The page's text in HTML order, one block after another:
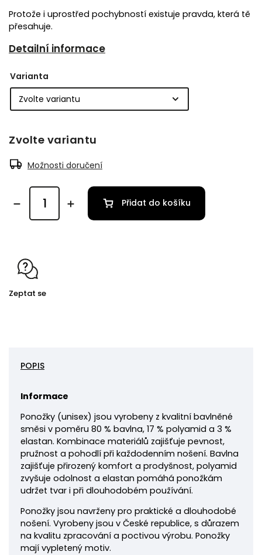
Protože i uprostřed pochybností existuje pravda, která tě
přesahuje.
Detailní informace
Varianta
Zvolte variantu
Možnosti doručení
Přidat do košíku
Zeptat se
POPIS
Informace
Ponožky (unisex) jsou vyrobeny z kvalitní bavlněné
směsi v poměru 80 % bavlna, 17 % polyamid a 3 %
elastan. Kombinace materiálů zajišťuje pevnost,
pružnost a pohodlí při každodenním nošení. Bavlna
zajišťuje přirozený komfort a prodyšnost, polyamid
zvyšuje odolnost a elastan pomáhá ponožkám
udržet tvar i při dlouhodobém používání.
Ponožky jsou navrženy pro praktické a dlouhodobé
nošení. Vyrobeny jsou v České republice, s důrazem
na kvalitu zpracování a poctivou výrobu. Ponožky
mají vypletený motiv.